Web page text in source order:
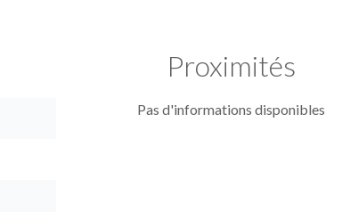
Proximités
Pas d'informations disponibles